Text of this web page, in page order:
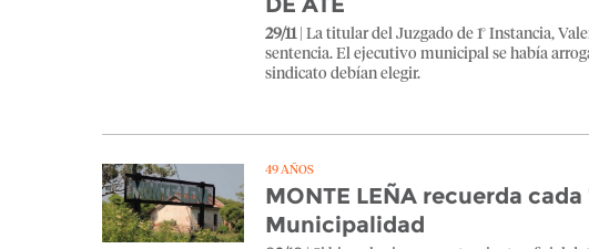
29/11
| La titular del Juzgado de 1° Instancia,
sentencia. El ejecutivo municipal se había
sindicato debían elegir.
49 AÑOS
MONTE LEÑA recuerda
Municipalidad